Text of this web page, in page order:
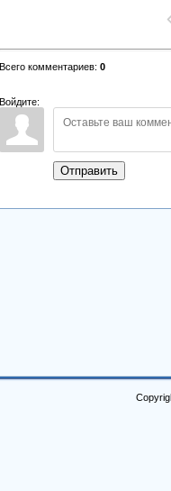
Всего комментариев: 0
Войдите:
Отправить